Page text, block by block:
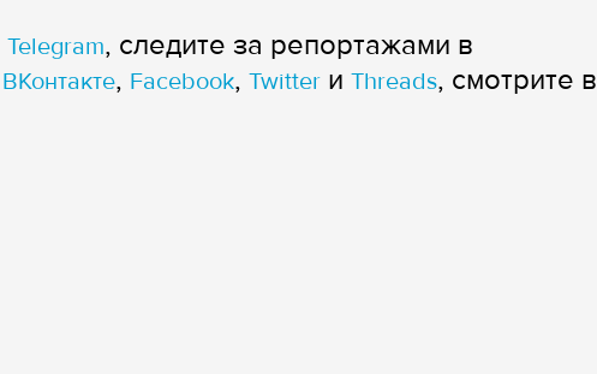
Telegram, следите за репортажами в
ВКонтакте, Facebook, Twitter и Threads, смотрите в